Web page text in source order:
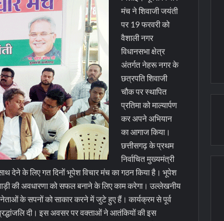
मंच ने शिवाजी जयंती
पर 19 फरवरी को
वैशाली नगर
विधानसभा क्षेत्र
अंतर्गत नेहरू नगर के
छत्रपति शिवाजी
चौक पर स्थापित
प्रतिमा को माल्यार्पण
कर अपने अभियान
का आगाज किया।
छत्तीसगढ़ के प्रथम
निर्वाचित मुख्यमंत्री
देने के लिए गत दिनों भूपेश विचार मंच का गठन किया है। भूपेश
की अवधारणा को सफल बनाने के लिए काम करेगा। उल्लेखनीय
के सपनों को साकार करने में जुटे हुए हैं। कार्यक्रम से पूर्व
दी। इस अवसर पर वक्ताओं ने आतंकियों की इस